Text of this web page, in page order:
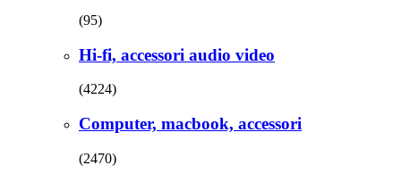
(95)
Hi-fi, accessori audio video
(4224)
Computer, macbook, accessori
(2470)